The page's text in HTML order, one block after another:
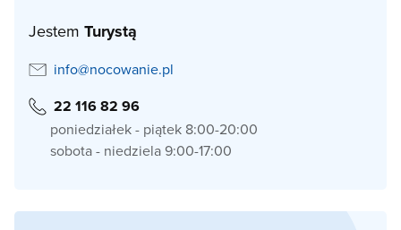
Jestem Turystą
info@nocowanie.pl
22 116 82 96
poniedziałek - piątek 8:00-20:00
sobota - niedziela 9:00-17:00